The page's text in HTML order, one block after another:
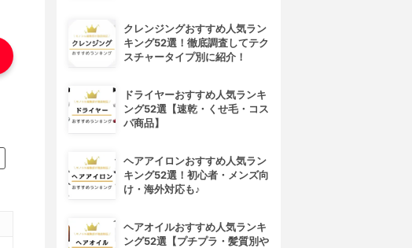
クレンジングおすすめ人気ラン
キング52選！徹底調査してテク
スチャータイプ別に紹介！
ドライヤーおすすめ人気ランキ
ング52選【速乾・くせ毛・コス
パ商品】
ヘアアイロンおすすめ人気ラン
キング52選！初心者・メンズ向
け・海外対応も♪
ヘアオイルおすすめ人気ランキ
ング52選【プチプラ・髪質別や